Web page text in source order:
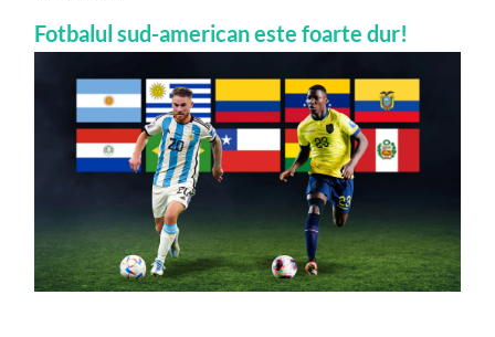
Fotbalul sud-american este foarte dur!